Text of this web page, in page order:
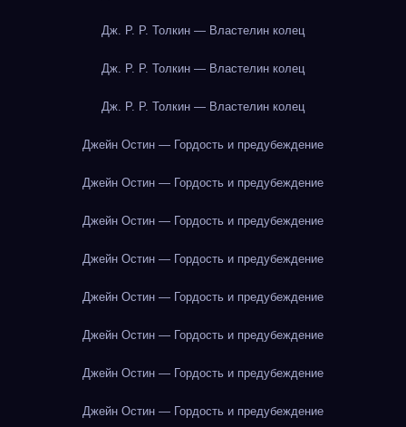
Дж. Р. Р. Толкин — Властелин колец
Дж. Р. Р. Толкин — Властелин колец
Дж. Р. Р. Толкин — Властелин колец
Джейн Остин — Гордость и предубеждение
Джейн Остин — Гордость и предубеждение
Джейн Остин — Гордость и предубеждение
Джейн Остин — Гордость и предубеждение
Джейн Остин — Гордость и предубеждение
Джейн Остин — Гордость и предубеждение
Джейн Остин — Гордость и предубеждение
Джейн Остин — Гордость и предубеждение